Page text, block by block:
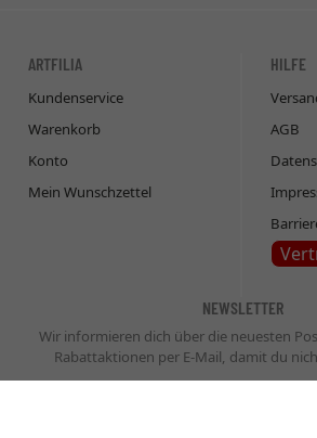
ARTFILIA
Kundenservice
Warenkorb
Konto
Mein Wunschzettel
HILFE
AGB
NEWSLETTER
Wir informieren dich über die neuesten
Rabattaktionen per E-Mail, damit du